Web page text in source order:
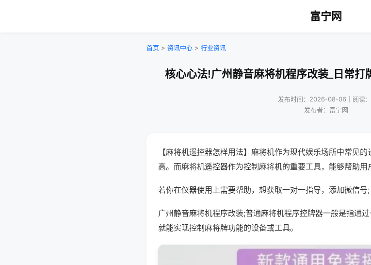
富宁网
首页 > 资讯中心 > 行业资讯
核心心法!广州静音麻将机程序改装_日常
发布时间：2026-08-06｜阅读
发布者：富宁网
【麻将机遥控器怎样用法】麻将机作为现代娱乐场所中常见
高。而麻将机遥控器作为控制麻将机的重要工具，能够帮助用
若你在仪器使用上需要帮助，想获取一对一指导，添加微信号
广州静音麻将机程序改装;普通麻将机程序控牌器一般是指通
就能实现控制麻将牌功能的设备或工具。